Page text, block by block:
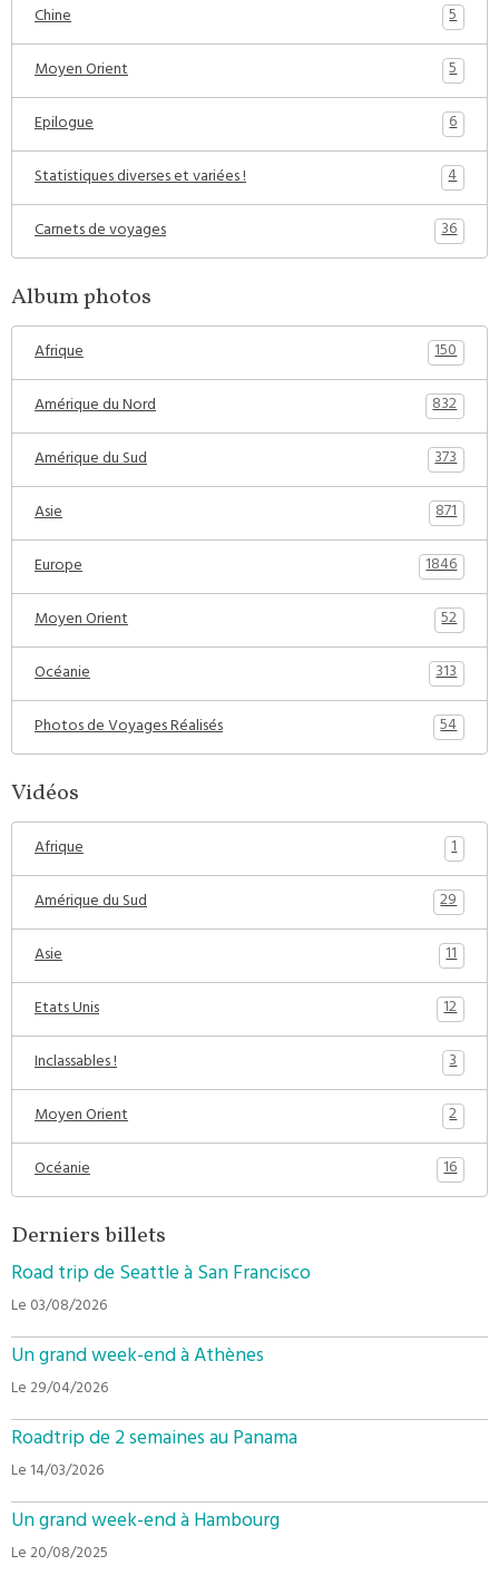
Chine
5
Moyen Orient
5
Epilogue
6
Statistiques diverses et variées !
4
Carnets de voyages
36
Album photos
Afrique
150
Amérique du Nord
832
Amérique du Sud
373
Asie
871
Europe
1846
Moyen Orient
52
Océanie
313
Photos de Voyages Réalisés
54
Vidéos
Afrique
1
Amérique du Sud
29
Asie
11
Etats Unis
12
Inclassables !
3
Moyen Orient
2
Océanie
16
Derniers billets
Road trip de Seattle à San Francisco
Le 03/08/2026
Un grand week-end à Athènes
Le 29/04/2026
Roadtrip de 2 semaines au Panama
Le 14/03/2026
Un grand week-end à Hambourg
Le 20/08/2025